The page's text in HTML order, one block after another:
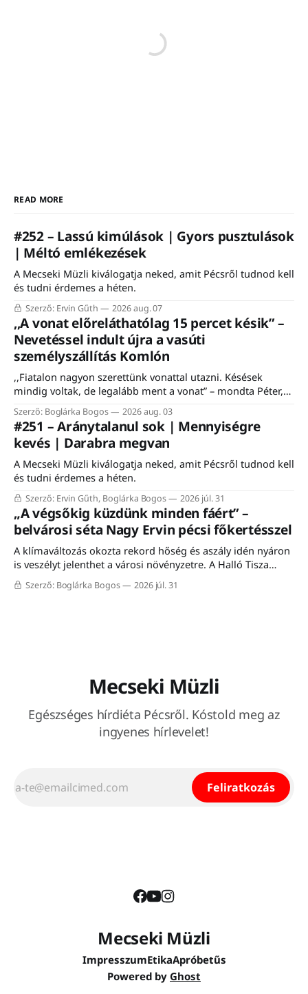
READ MORE
#252 – Lassú kimúlások | Gyors pusztulások
| Méltó emlékezések
A Mecseki Müzli kiválogatja neked, amit Pécsről tudnod kell
és tudni érdemes a héten.
Szerző: Ervin Gűth 2026 aug. 07
,,A vonat előreláthatólag 15 percet késik” –
Nevetéssel indult újra a vasúti
személyszállítás Komlón
,,Fiatalon nagyon szerettünk vonattal utazni. Késések
mindig voltak, de legalább ment a vonat” – mondta Péter,
is fontos szerepe volt a város életében. Éppen ezért nem is
csoda, hogy a komlói vasútállomáson közel ezerfős tömeg
gyűlt össze szombaton a Komló–Dombóvár-vasútvonal
Szerző: Boglárka Bogos 2026 aug. 03
#251 – Aránytalanul sok | Mennyiségre
kevés | Darabra megvan
A Mecseki Müzli kiválogatja neked, amit Pécsről tudnod kell
és tudni érdemes a héten.
Szerző: Ervin Gűth, Boglárka Bogos 2026 júl. 31
„A végsőkig küzdünk minden fáért” –
belvárosi séta Nagy Ervin pécsi főkertésszel
A klímaváltozás okozta rekord hőség és aszály idén nyáron
is veszélyt jelenthet a városi növényzetre. A Halló Tisza
Sziget séta-fórumán Nagy Ervin, Pécs főkertésze mesélt a
városon belüli növénytelepítés kihívásairól, a meglévő
Szerző: Boglárka Bogos 2026 júl. 31
Mecseki Müzli
Egészséges hírdiéta Pécsről. Kóstold meg az
ingyenes hírlevelet!
Feliratkozás
Mecseki Müzli
ImpresszumEtikaApróbetűs
Powered by Ghost